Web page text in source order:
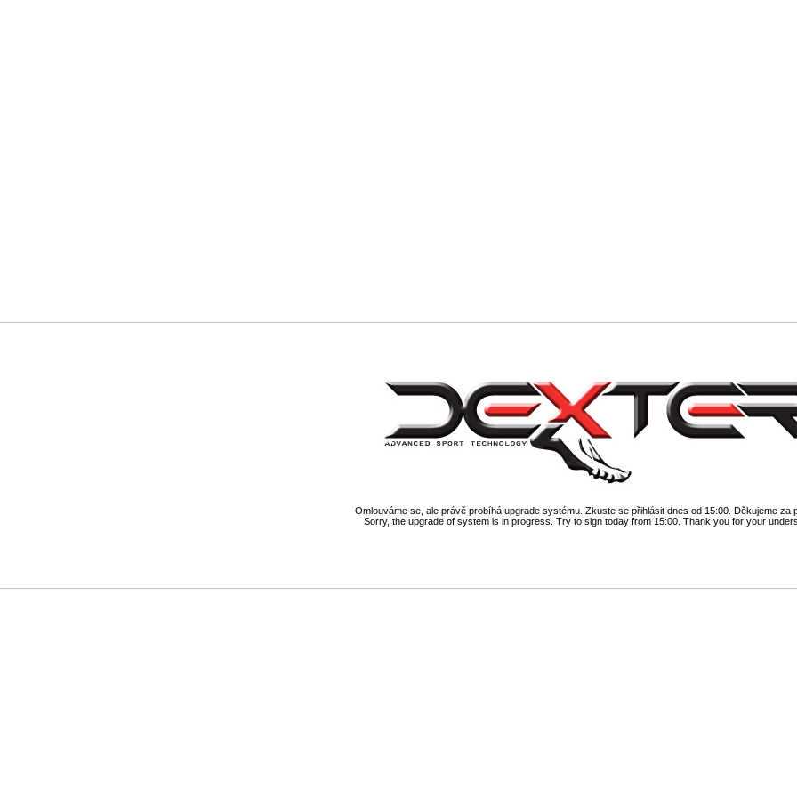
Omlouváme se, ale právě probíhá upgrade systému. Zkuste se přihlásit dnes od 15:00. Děkujeme za
Sorry, the upgrade of system is in progress. Try to sign today from 15:00. Thank you for your